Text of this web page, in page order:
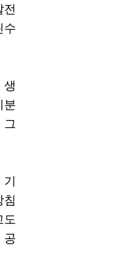
전
수
생
분
그
침
도
공